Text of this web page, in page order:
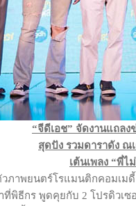
“จีดีเอช” จัดงานแถลง
สุดปัง รวมดาราดัง ณ
เต้นเพลง “พี่ไ
วภาพยนตร์โรแมนติกคอมเมดี้
ที่พิธีกร พูดคุยกับ 2 โปรดิวเซ